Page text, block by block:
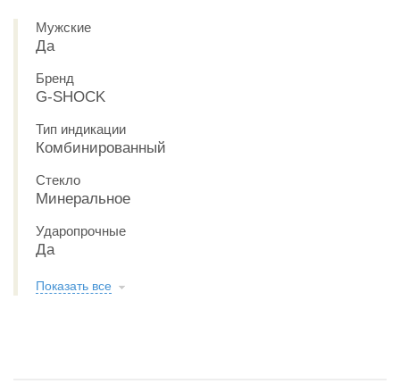
Мужские
Да
Бренд
G-SHOCK
Тип индикации
Комбинированный
Стекло
Минеральное
Ударопрочные
Да
Показать все